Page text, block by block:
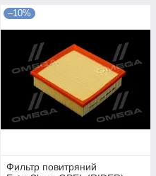
–10%
Фильтр повитряний